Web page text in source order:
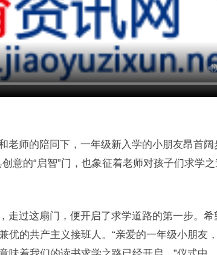
老师的陪同下，一年级新入学的小朋友昂首阔
意的“启智”门，也象征着老师对孩子们求学
走过这扇门，便开启了求学道路的第一步。希
优的共产主义接班人。“亲爱的一年级小朋友